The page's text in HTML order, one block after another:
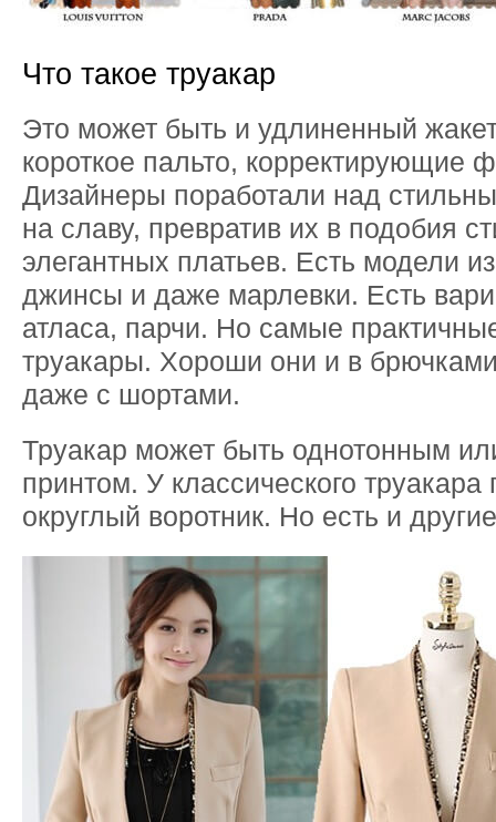
Что такое труакар
Это может быть и удлиненный
короткое пальто, корректирующие
Дизайнеры поработали над
на славу, превратив их в подобия
элегантных платьев. Есть модели
джинсы и даже марлевки. Есть
атласа, парчи. Но самые
труакары. Хороши они и в
даже с шортами.
Труакар может быть однотонным
принтом. У классического
округлый воротник. Но есть и